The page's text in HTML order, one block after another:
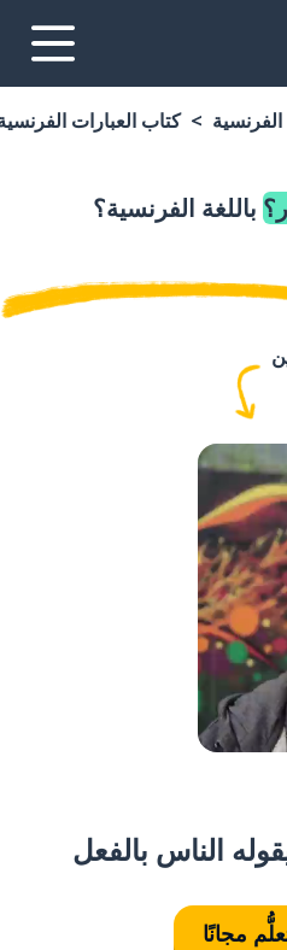
كتاب العبارات
باللغة الفرنسية؟
الناس بالفعل
مجانًا